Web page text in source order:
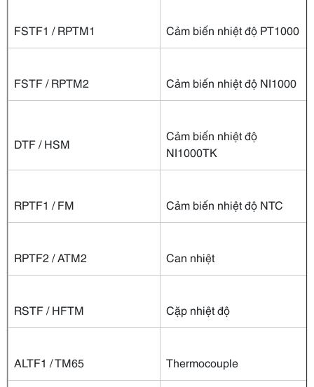
FSTF1 / RPTM1 Cảm biến nhiệt độ PT1000
FSTF / RPTM2 Cảm biến nhiệt độ NI1000
DTF / HSM
Cảm biến nhiệt độ
NI1000TK
RPTF1 / FM Cảm biến nhiệt độ NTC
RPTF2 / ATM2 Can nhiệt
RSTF / HFTM Cặp nhiệt độ
ALTF1 / TM65 Thermocouple